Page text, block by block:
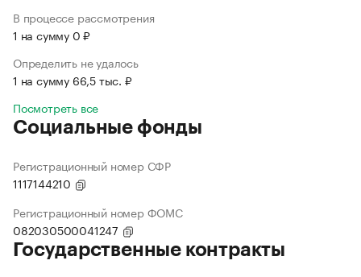
В процессе рассмотрения
1 на сумму 0 ₽
Определить не удалось
1 на сумму 66,5 тыс. ₽
Посмотреть все
Социальные фонды
Регистрационный номер СФР
1117144210
Регистрационный номер ФОМС
082030500041247
Государственные контракты